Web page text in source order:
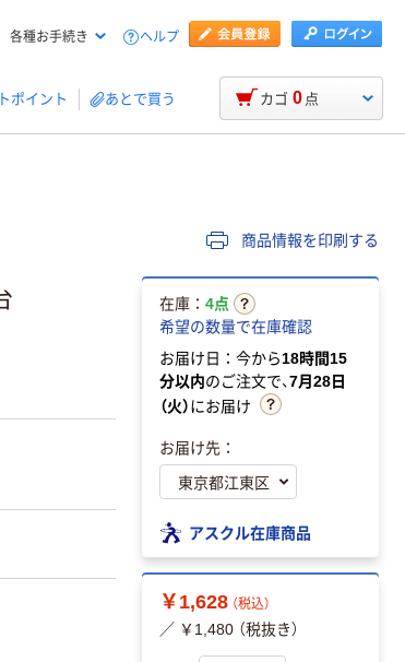
各種お手続き ヘルプ
ポイント あとで買う カゴ 0 点
商品情報を印刷する
在庫： 4点
希望の数量で在庫確認
お届け日：今から18時間15
分以内のご注文で、7月28日
（火）にお届け
お届け先：
アスクル在庫商品
￥1,628 （税込）
／ ￥1,480 （税抜き）